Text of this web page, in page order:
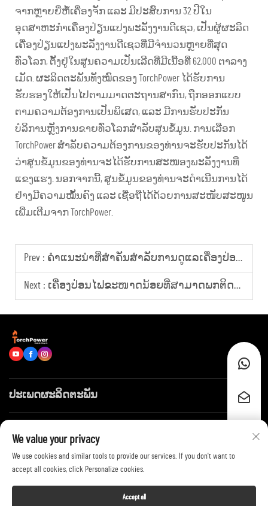
ຈາກຫຼາຍຍີ່ຫໍ້ເຄື່ອງຈັກ ແລະ ມີປະສົບການ 32 ປີໃນ
ອຸດສາຫະກຳເຄື່ອງປ່ຽນແປງພະລັງງານດີເຊວ, ເປັນຜູ້ຜະລິດ
ເຄື່ອງປ່ຽນແປງພະລັງງານດີເຊວທີ່ມີຈຳນວນຫຼາຍທີ່ສຸດ
ທົ່ວໂລກ, ຕັ້ງຢູ່ໃນສູນຄວາມເປັນເລີດທີ່ມີເນື້ອທີ່ 62,000 ຕາລາງ
ເມັດ. ຜະລິດຕະພັນທັງໝົດຂອງ TorchPower ໄດ້ຮັບການ
ຮັບຮອງໃຫ້ເປັນໄປຕາມມາດຕະຖານສາກົນ, ຖືກອອກແບບ
ຕາມຄວາມຕ້ອງການເປັນພິເສດ, ແລະ ມີການຮັບປະກັນ
ບໍລິການຫຼັງການຂາຍທົ່ວໂລກສຳລັບສູນຂໍ້ມູນ. ການເລືອກ
TorchPower ສຳລັບຄວາມຕ້ອງການຂອງທ່ານຈະຮັບປະກັນໄດ້
ວ່າສູນຂໍ້ມູນຂອງທ່ານຈະໄດ້ຮັບການສະໜອງພະລັງງານທີ່
ແຂງແຮງ. ນອກຈາກນີ້, ສູນຂໍ້ມູນຂອງທ່ານຈະດຳເນີນການໄດ້
ຢ່າງມີຄວາມໝັ້ນຄົງ ແລະ ເຊື່ອຖືໄດ້ດ້ວຍການສະໜັບສະໜູນ
ເພີ່ມເຕີມຈາກ TorchPower.
Prev : ຄຳແນະນຳທີ່ສຳຄັນສຳລັບການດູແລເຄື່ອງປ່ອນໄຟຢ່າງເປັນປະຈຳ ສຳລັບອຸປະກອນໄຟຟ້າເພື່ອການຄ້າ
Next : ເຄື່ອງປ່ອນໄຟຂະໜາດນ້ອຍທີ່ສາມາດພກຕິດຕັ້ວໄດ້ ສຳລັບການໃຊ້ງານເປັນຫຼັກ
ປະເພດຜະລິດຕະພັນ
ຕິດຕໍ່ພວກເຮົາ
We value your privacy
We use cookies and similar tools to provide our services. If you don't want to
accept all cookies, click Personalize cookies.
Accept all